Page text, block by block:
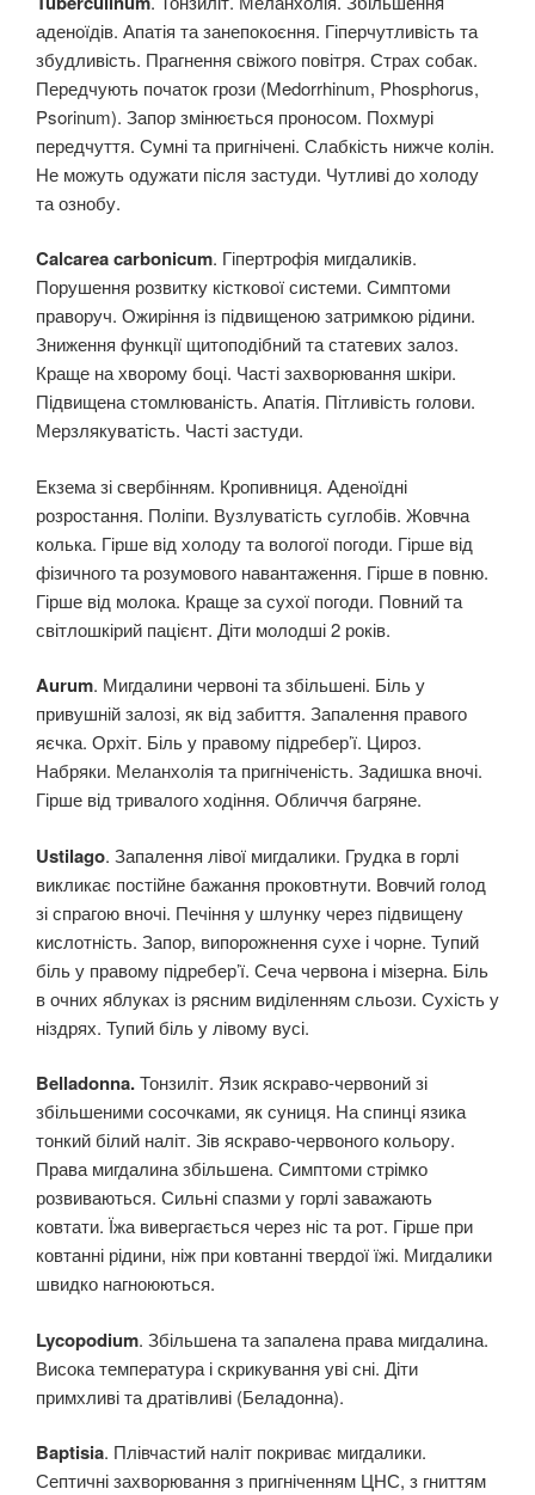
аденоїдів. Апатія та занепокоєння. Гіперчутливість та
збудливість. Прагнення свіжого повітря. Страх собак.
Передчують початок грози (Medorrhinum, Phosphorus,
Psorinum). Запор змінюється проносом. Похмурі
передчуття. Сумні та пригнічені. Слабкість нижче колін.
Не можуть одужати після застуди. Чутливі до холоду
та ознобу.
Calcarea carbonicum. Гіпертрофія мигдаликів.
Порушення розвитку кісткової системи. Симптоми
праворуч. Ожиріння із підвищеною затримкою рідини.
Зниження функції щитоподібний та статевих залоз.
Краще на хворому боці. Часті захворювання шкіри.
Підвищена стомлюваність. Апатія. Пітливість голови.
Мерзлякуватість. Часті застуди.
Екзема зі свербінням. Кропивниця. Аденоїдні
розростання. Поліпи. Вузлуватість суглобів. Жовчна
колька. Гірше від холоду та вологої погоди. Гірше від
фізичного та розумового навантаження. Гірше в повню.
Гірше від молока. Краще за сухої погоди. Повний та
світлошкірий пацієнт. Діти молодші 2 років.
Aurum. Мигдалини червоні та збільшені. Біль у
привушній залозі, як від забиття. Запалення правого
яєчка. Орхіт. Біль у правому підребер’ї. Цироз.
Набряки. Меланхолія та пригніченість. Задишка вночі.
Гірше від тривалого ходіння. Обличчя багряне.
Ustilago. Запалення лівої мигдалики. Грудка в горлі
викликає постійне бажання проковтнути. Вовчий голод
зі спрагою вночі. Печіння у шлунку через підвищену
кислотність. Запор, випорожнення сухе і чорне. Тупий
біль у правому підребер’ї. Сеча червона і мізерна. Біль
в очних яблуках із рясним виділенням сльози. Сухість у
ніздрях. Тупий біль у лівому вусі.
Belladonna.Тонзиліт. Язик яскраво-червоний зі
збільшеними сосочками, як суниця. На спинці язика
тонкий білий наліт. Зів яскраво-червоного кольору.
Права мигдалина збільшена. Симптоми стрімко
розвиваються. Сильні спазми у горлі заважають
ковтати. Їжа вивергається через ніс та рот. Гірше при
ковтанні рідини, ніж при ковтанні твердої їжі. Мигдалики
швидко нагноюються.
Lycopodium. Збільшена та запалена права мигдалина.
Висока температура і скрикування уві сні. Діти
примхливі та дратівливі (Беладонна).
Baptisia. Плівчастий наліт покриває мигдалики.
Септичні захворювання з пригніченням ЦНС, з гниттям